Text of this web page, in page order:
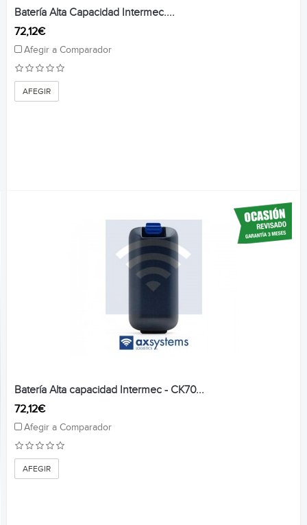
Batería Alta Capacidad Intermec....
72,12€
Afegir a Comparador
AFEGIR
Batería Alta capacidad Intermec - CK70...
72,12€
Afegir a Comparador
AFEGIR